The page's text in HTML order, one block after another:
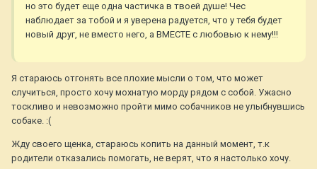
но это будет еще одна частичка в твоей душе! Чес
наблюдает за тобой и я уверена радуется, что у тебя будет
новый друг, не вместо него, а ВМЕСТЕ с любовью к нему!!!
Я стараюсь отгонять все плохие мысли о том, что может
случиться, просто хочу мохнатую морду рядом с собой. Ужасно
тоскливо и невозможно пройти мимо собачников не улыбнувшись
собаке. :(
Жду своего щенка, стараюсь копить на данный момент, т.к
родители отказались помогать, не верят, что я настолько хочу.